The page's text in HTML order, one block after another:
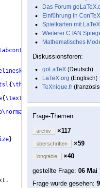
{\textsl{
{\thetabsection. #1 }}\vskip
{\textsl
\textsl
}
Das Forum
Einführung in
Spielkarten mit LaTeX
Weiterer CTAN
Mathematisches
Diskussionsforen:
goLaTeX (Deutsch)
LaTeX.org (Englisch)
TeXnique.fr
Frage-Themen:
archiv ×117
überschriften ×59
longtable
×40
gestellte Frage: 06 Mai
Frage wurde gesehen: